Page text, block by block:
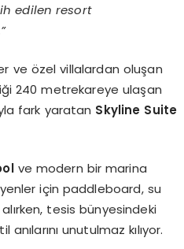
edilen resort
ve özel villalardan oluşan
240 metrekareye ulaşan
fark yaratan Skyline Suite
ve modern bir marina
için paddleboard, su
tesis bünyesindeki
unutulmaz kılıyor.